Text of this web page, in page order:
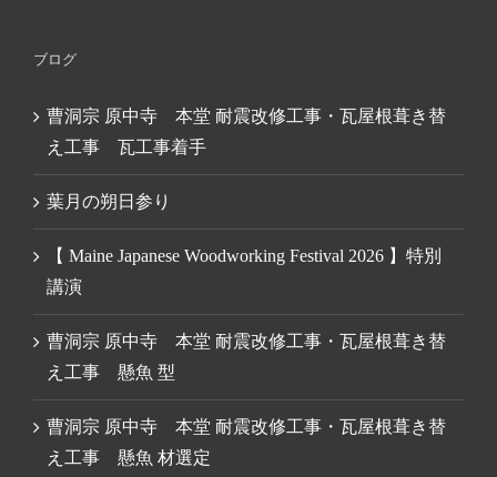
ブログ
曹洞宗 原中寺 本堂 耐震改修工事・瓦屋根葺き替
え工事 瓦工事着手
葉月の朔日参り
【 Maine Japanese Woodworking Festival 2026 】特別
講演
曹洞宗 原中寺 本堂 耐震改修工事・瓦屋根葺き替
え工事 懸魚 型
曹洞宗 原中寺 本堂 耐震改修工事・瓦屋根葺き替
え工事 懸魚 材選定